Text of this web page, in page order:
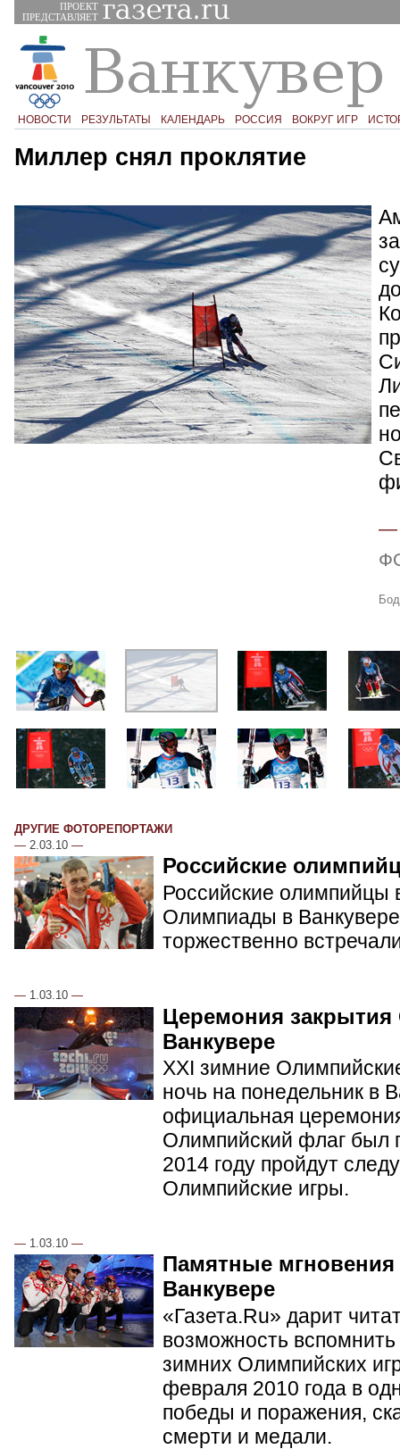
ПРОЕКТ
ПРЕДСТАВЛЯЕТ
НОВОСТИ РЕЗУЛЬТАТЫ КАЛЕНДАРЬ РОССИЯ ВОКРУГ ИГР
Миллер снял проклятие
ДРУГИЕ ФОТОРЕПОРТАЖИ
— 2.03.10 —
Российские
Российские олимпийцы
Олимпиады в
торжественно
— 1.03.10 —
Церемония
Ванкувере
XXI зимние
ночь на понедельник в
официальная
Олимпийский флаг был
2014 году пройдут
Олимпийские игры.
— 1.03.10 —
Памятные
Ванкувере
«Газета.Ru» дарит
возможность
зимних Олимпийских
февраля 2010 года в
победы и поражения,
смерти и медали.